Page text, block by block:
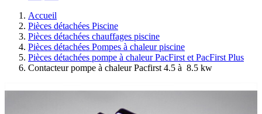
Accueil
Pièces détachées Piscine
Pièces détachées chauffages piscine
Pièces détachées Pompes à chaleur piscine
Pièces détachées pompe à chaleur PacFirst et PacFirst Plus
Contacteur pompe à chaleur Pacfirst 4.5 à 8.5 kw